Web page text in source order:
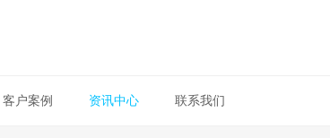
客户案例 联系我们